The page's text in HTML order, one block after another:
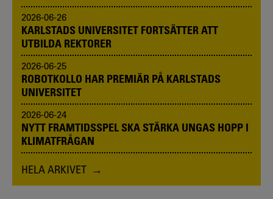
2026-06-26
KARLSTADS UNIVERSITET FORTSÄTTER ATT
UTBILDA REKTORER
2026-06-25
ROBOTKOLLO HAR PREMIÄR PÅ KARLSTADS
UNIVERSITET
2026-06-24
NYTT FRAMTIDSSPEL SKA STÄRKA UNGAS HOPP I
KLIMATFRÅGAN
HELA ARKIVET